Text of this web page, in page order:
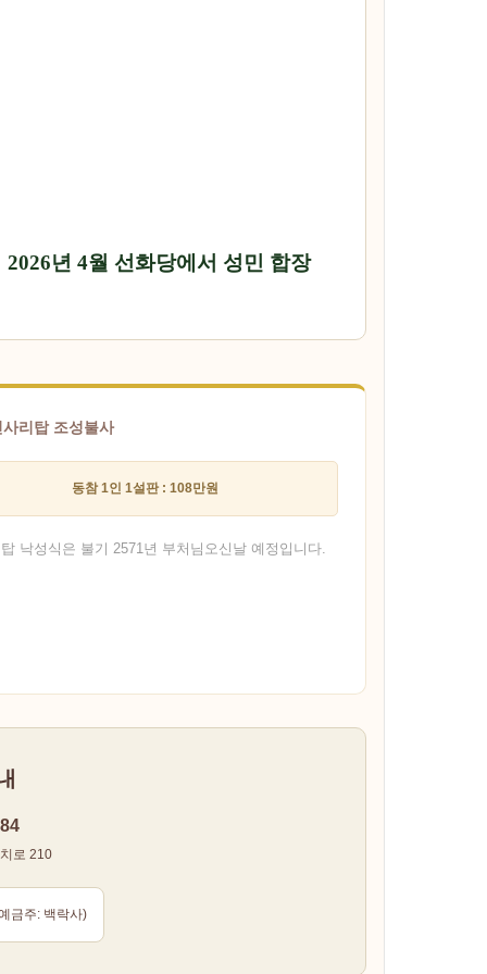
2026년 4월 선화당에서 성민 합장
리탑 조성불사
동참 1인 1설판 : 108만원
낙성식은 불기 2571년 부처님오신날 예정입니다.
로 210
금주: 백락사)